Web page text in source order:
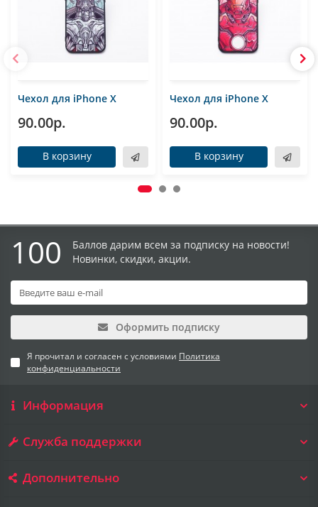
Чехол для iPhone Х
90.00р.
В корзину
Чехол для iPhone Х
90.00р.
В корзину
100
Баллов дарим всем за подписку на новости!
Новинки, скидки, акции.
Оформить подписку
Я прочитал и согласен с условиями Политика
конфиденциальности
Информация
Служба поддержки
Дополнительно